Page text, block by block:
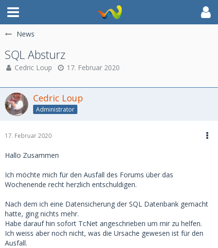
News
SQL Absturz
Cedric Loup 17. Februar 2020
Cedric Loup
Administrator
17. Februar 2020
Hallo Zusammen
Ich möchte mich für den Ausfall des Forums über das
Wochenende recht herzlich entschuldigen.
Nach dem ich eine Datensicherung der SQL Datenbank gemacht
hatte, ging nichts mehr.
Habe darauf hin sofort TcNet angeschrieben um mir zu helfen.
Ich weiss aber noch nicht, was die Ursache gewesen ist für den
Ausfall.